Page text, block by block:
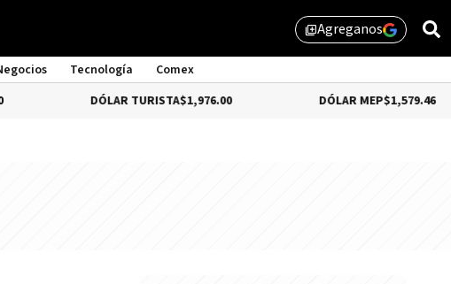
library_addAgreganos
Tecnología
Comex
DÓLAR TURISTA$1,976.00 DÓLAR MEP$1,579.46